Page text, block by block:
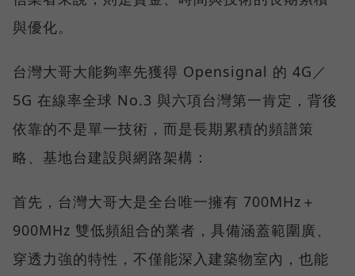
與優化。
台灣大哥大能夠率先獲得 Opensignal 的 4G／
5G 在線率全球 No.3 與六項台灣第一肯定，背後
依靠的不是單一技術，而是長期累積的頻譜策
略、基地台建設與網路架構：
首先，台灣大哥大是全台唯一擁有 700MHz＋
900MHz 雙低頻組合的業者，具備涵蓋範圍廣、
穿透力強的特性，不僅能深入建築物室內，也能